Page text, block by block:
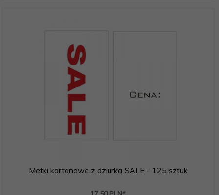
Metki kartonowe z dziurką SALE - 125 sztuk